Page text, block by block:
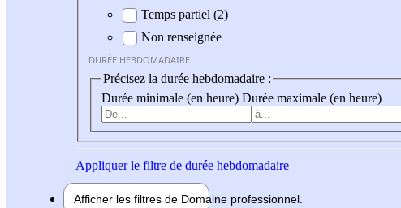
Temps partiel (2)
Non renseignée
DURÉE HEBDOMADAIRE
Précisez la durée hebdomadaire :
Durée minimale (en heure) Durée maximale (en heure)
Appliquerle filtre de durée hebdomadaire
Afficher les filtres de Domaine professionnel